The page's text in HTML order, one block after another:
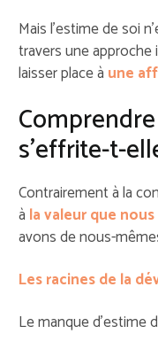
Mais l’estime de soi
travers une
laisser place à une
s’effrite-t-
Contrairement à la
à la valeur que
avons de nous-
Les racines de la
Le manque d’estime